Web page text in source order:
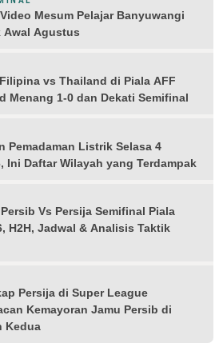
Mesum Pelajar Banyuwangi
Awal Agustus
vs Thailand di Piala AFF
Menang 1-0 dan Dekati Semifinal
Pemadaman Listrik Selasa 4
Ini Daftar Wilayah yang Terdampak
Vs Persija Semifinal Piala
H2H, Jadwal & Analisis Taktik
Persija di Super League
Kemayoran Jamu Persib di
Kedua